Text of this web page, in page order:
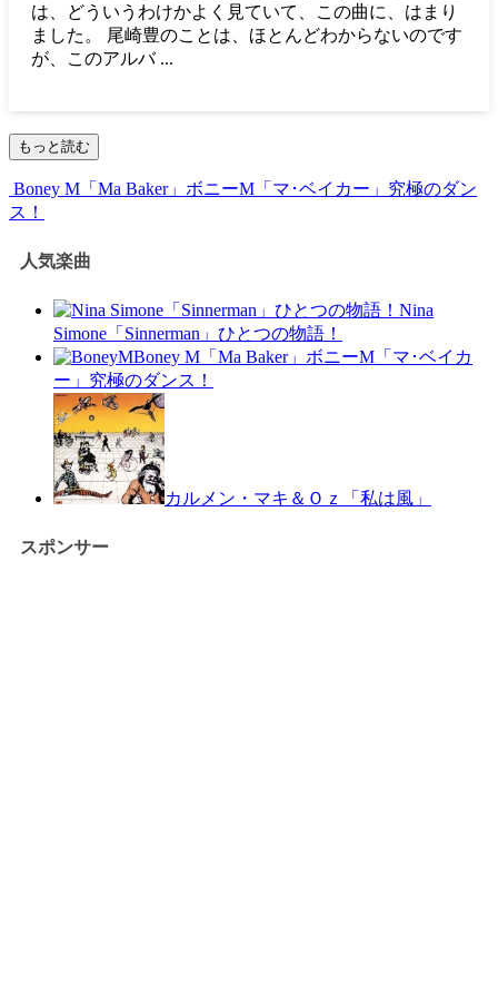
は、どういうわけかよく見ていて、この曲に、はまり
ました。 尾崎豊のことは、ほとんどわからないのです
が、このアルバ ...
もっと読む
Boney M「Ma Baker」ボニーM「マ･ベイカー」究極のダン
ス！
人気楽曲
Nina
Simone「Sinnerman」ひとつの物語！
Boney M「Ma Baker」ボニーM「マ･ベイカ
ー」究極のダンス！
カルメン・マキ＆Ｏｚ「私は風」
スポンサー